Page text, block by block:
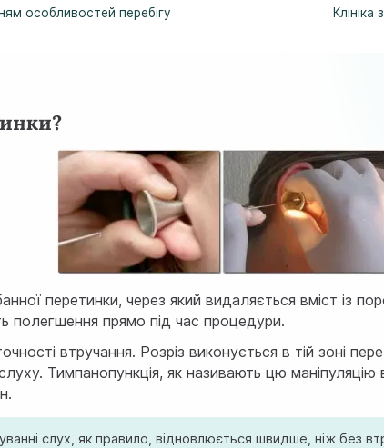
особливостей перебігу
перетинки, через який видаляється вміст із
полегшення прямо під час процедури.
втручання. Розріз виконується в тій зоні
Тимпанопункція, як називають цю маніпуляцію
слух, як правило, відновлюється швидше, ніж без